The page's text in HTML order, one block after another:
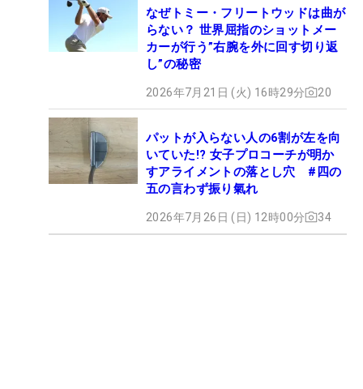
なぜトミー・フリートウッドは曲が
らない？ 世界屈指のショットメー
カーが行う”右腕を外に回す切り返
し”の秘密
2026年7月21日 (火) 16時29分 20
パットが入らない人の6割が左を向
いていた!? 女子プロコーチが明か
すアライメントの落とし穴 #四の
五の言わず振り氣れ
2026年7月26日 (日) 12時00分 34